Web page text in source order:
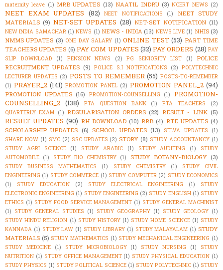
maternity leave (1) MRB UPDATES (13) NAATIL INDRU (3) NCERT NEWS (2)
NEET EXAM UPDATES (82) NEET NOTIFICATIONS (1)
NEET STUDY
MATERIALS (9) NET-SET UPDATES (28) NET-SET NOTIFICATION (11)
NEW INDIA SAMACHAR (1) NEWS (1) NEWS - INDIA (13) NEWS LIVE (1) NHIS (3)
NMMS UPDATES (3) ONE DAY SALARY (1) ONLINE TEST (53) PART TIME
TEACHERS UPDATES (6) PAY COM UPDATES (32) PAY ORDERS (28) PAY
SLIP DOWNLOAD
(1) PENSION NEWS (2) PG SENIORITY LIST (1)
POLICE
RECRUITMENT UPDATES (9) POLICE S.I NOTIFICATIONS (2) POLYTECHNIC
LECTURER UPDATES (2) POSTS TO REMEMBER (55) POSTS-TO-REMEMBER
(1) PRAYER_2 (141) PROMOTION PANEL (2) PROMOTION PANEL_2 (94)
PROMOTION UPDATES (16) PROMOTION-COUNSELLING (1)
PROMOTION-
COUNSELLING_2 (138) PTA QUESTION BANK (1) PTA TEACHERS
(2)
QUARTERLY EXAM (1) REGULARISATION ORDERS (22) RESULT - LINK (5)
RESULT UPDATES (90) RH DOWNLOAD (10) RRB (4) RTE UPDATES (4)
SCHOLARSHIP UPDATES (6) SCHOOL UPDATES (13) SELVA UPDATES
(1)
SHARE NOW (1) SMC (2) SSC UPDATES (2) STORY (8) STUDY ACCOUNTANCY (1)
STUDY AGRI SCIENCE
(1) STUDY ARABIC (1) STUDY AUDITING (1)
STUDY
AUTOMOBILE (1) STUDY BIO CHEMISTRY (1) STUDY BOTANY-BIOLOGY (3)
STUDY BUSINESS MATHEMATICS (1) STUDY CHEMISTRY (1)
STUDY CIVIL
ENGINEERING (1) STUDY COMMERCE (1) STUDY COMPUTER (2) STUDY ECONOMICS
(1)
STUDY EDUCATION (2) STUDY ELECTRICAL ENGINEERING (1)
STUDY
ELECTRONIC ENGINEERING (1) STUDY ENGINEERING (2) STUDY ENGLISH (1) STUDY
ETHICS (1) STUDY FOOD SERVICE MANAGEMENT (1) STUDY GENERAL MACHINIST
(1) STUDY GENERAL STUDIES (1) STUDY GEOGRAPHY (1) STUDY GEOLOGY (1)
STUDY HINDU RELIGION (1) STUDY HISTORY (1) STUDY HOME SCIENCE (1) STUDY
KANNADA (1) STUDY LAW (1) STUDY LIBRARY (1) STUDY MALAYALAM (1) STUDY
MATERIALS (5) STUDY MATHEMATICS (1) STUDY MECHANICAL ENGINEERING (1)
STUDY MEDICINE
(1) STUDY MICROBIOLOGY (1) STUDY NURSING (1)
STUDY
NUTRITION (1) STUDY OFFICE MANAGEMENT (1) STUDY PHYSICAL EDUCATION (1)
STUDY PHYSICS (1) STUDY POLITICAL SCIENCE (1) STUDY POLYTECHNIC (1) STUDY